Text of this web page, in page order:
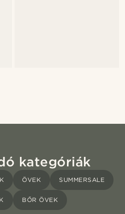
kategóriák
ÖVEK SUMMERSALE
BŐR ÖVEK